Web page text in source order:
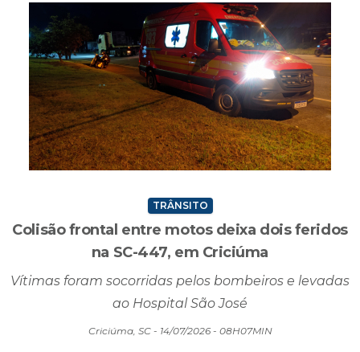
TRÂNSITO
Colisão frontal entre motos deixa dois feridos
na SC-447, em Criciúma
Vítimas foram socorridas pelos bombeiros e levadas
ao Hospital São José
Criciúma, SC - 14/07/2026 - 08H07MIN